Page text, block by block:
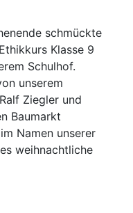
schmückte
Klasse 9
Schulhof.
unserem
Ziegler und
Baumarkt
Namen unserer
weihnachtliche